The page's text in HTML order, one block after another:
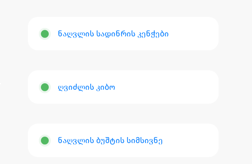
ნაღვლის სადინრის კენჭები
ღვიძლის კიბო
ნაღვლის ბუშტის სიმსივნე